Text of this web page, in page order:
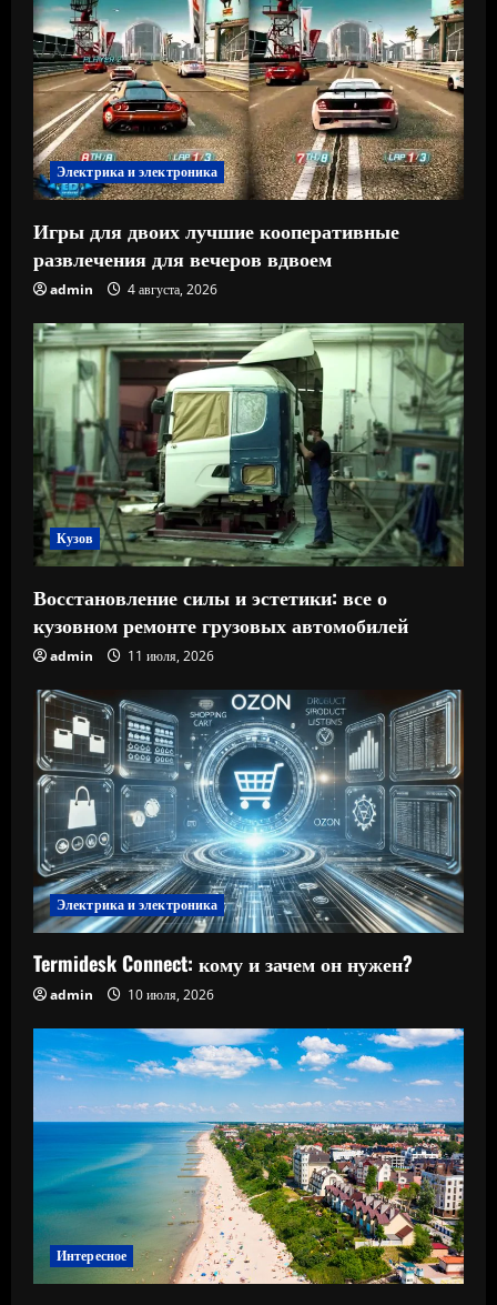
Электрика и электроника
Игры для двоих лучшие кооперативные
развлечения для вечеров вдвоем
admin 4 августа, 2026
Кузов
Восстановление силы и эстетики: все о
кузовном ремонте грузовых автомобилей
admin 11 июля, 2026
Электрика и электроника
Termidesk Connect: кому и зачем он нужен?
admin 10 июля, 2026
Интересное